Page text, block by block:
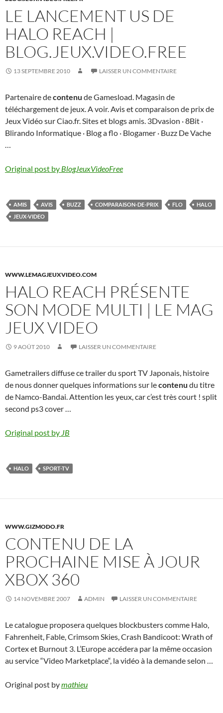
LE LANCEMENT US DE
HALO REACH |
BLOG.JEUX.VIDEO.FREE
13 SEPTEMBRE 2010 LAISSER UN COMMENTAIRE
Partenaire decontenu de Gamesload. Magasin de
téléchargement de jeux. A voir. Avis et comparaison de prix de
Jeux Vidéo sur Ciao.fr. Sites et blogs amis. 3Dvasion · 8Bit ·
Blirando Informatique · Blog a flo · Blogamer · Buzz De Vache
…
Original post by BlogJeuxVideoFree
AMIS AVIS BUZZ COMPARAISON-DE-PRIX FLO
HALO
JEUX-VIDEO
WWW.LEMAGJEUXVIDEO.COM
HALO REACH PRÉSENTE
SON MODE MULTI | LE MAG
JEUX VIDEO
9 AOÛT 2010 LAISSER UN COMMENTAIRE
Gametrailers diffuse ce trailer du sport TV Japonais, histoire
de nous donner quelques informations sur lecontenu du titre
de Namco-Bandai. Attention les yeux, car c’est très court ! split
second ps3 cover …
Original post by JB
HALO SPORT-TV
WWW.GIZMODO.FR
CONTENU DE LA
PROCHAINE MISE À JOUR
XBOX 360
14 NOVEMBRE 2007 ADMIN LAISSER UN COMMENTAIRE
Le catalogue proposera quelques blockbusters comme Halo,
Fahrenheit, Fable, Crimsom Skies, Crash Bandicoot: Wrath of
Cortex et Burnout 3. L’Europe accédera par la même occasion
au service “Video Marketplace“, la vidéo à la demande selon …
Original post bymathieu